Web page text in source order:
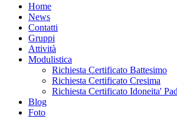
Home
News
Contatti
Gruppi
Attività
Modulistica
Richiesta Certificato Battesimo
Richiesta Certificato Cresima
Richiesta Certificato Idoneita'
Blog
Foto